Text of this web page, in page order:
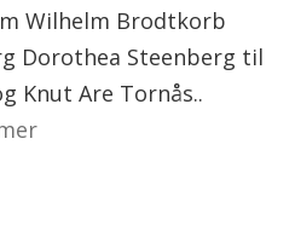
Wilhelm Brodtkorb
Dorothea Steenberg til
Knut Are Tornås..